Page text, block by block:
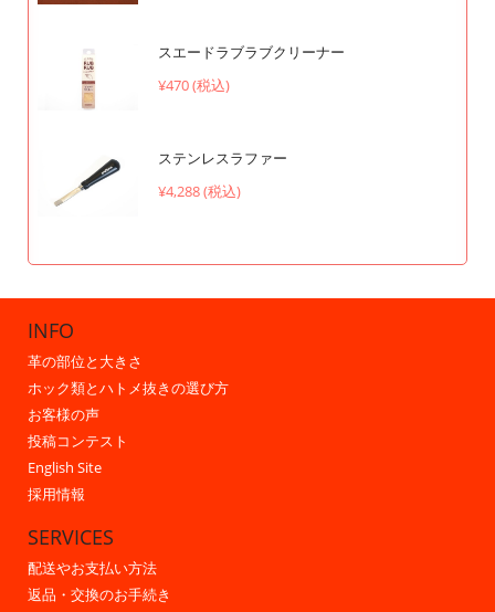
スエードラブラブクリーナー
¥470 (税込)
ステンレスラファー
¥4,288 (税込)
INFO
革の部位と大きさ
ホック類とハトメ抜きの選び方
お客様の声
投稿コンテスト
English Site
採用情報
SERVICES
配送やお支払い方法
返品・交換のお手続き